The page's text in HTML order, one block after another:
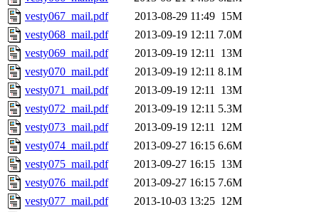
vesty067_mail.pdf
2013-08-29 11:49 15M
vesty068_mail.pdf
2013-09-19 12:11 7.0M
vesty069_mail.pdf
2013-09-19 12:11 13M
vesty070_mail.pdf
2013-09-19 12:11 8.1M
vesty071_mail.pdf
2013-09-19 12:11 13M
vesty072_mail.pdf
2013-09-19 12:11 5.3M
vesty073_mail.pdf
2013-09-19 12:11 12M
vesty074_mail.pdf
2013-09-27 16:15 6.6M
vesty075_mail.pdf
2013-09-27 16:15 13M
vesty076_mail.pdf
2013-09-27 16:15 7.6M
vesty077_mail.pdf
2013-10-03 13:25 12M